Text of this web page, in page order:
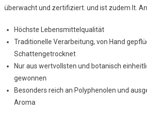
überwacht und zertifiziert. und ist zudem lt.
Höchste Lebensmittelqualität
Traditionelle Verarbeitung, von Hand
Schattengetrocknet
Nur aus wertvollsten und botanisch
gewonnen
Besonders reich an Polyphenolen und
Aroma